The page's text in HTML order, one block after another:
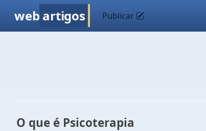
web artigos Publicar
O que é Psicoterapia